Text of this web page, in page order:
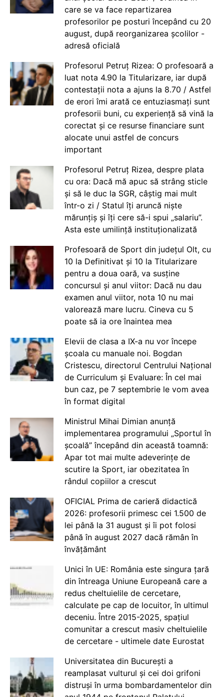
care se va face repartizarea
profesorilor pe posturi începând cu 20
august, după reorganizarea școlilor -
adresă oficială
Profesorul Petruț Rizea: O profesoară a
luat nota 4.90 la Titularizare, iar după
contestații nota a ajuns la 8.70 / Astfel
de erori îmi arată ce entuziasmați sunt
profesorii buni, cu experiență să vină la
corectat și ce resurse financiare sunt
alocate unui astfel de concurs
important
Profesorul Petruț Rizea, despre plata
cu ora: Dacă mă apuc să strâng sticle
și să le duc la SGR, câștig mai mult
într-o zi / Statul îți aruncă niște
mărunțiș și îți cere să-i spui „salariu”.
Asta este umilință instituționalizată
Profesoară de Sport din județul Olt, cu
10 la Definitivat și 10 la Titularizare
pentru a doua oară, va susține
concursul și anul viitor: Dacă nu dau
examen anul viitor, nota 10 nu mai
valorează mare lucru. Cineva cu 5
poate să ia ore înaintea mea
Elevii de clasa a IX-a nu vor începe
școala cu manuale noi. Bogdan
Cristescu, directorul Centrului Național
de Curriculum și Evaluare: În cel mai
bun caz, pe 7 septembrie le vom avea
în format digital
Ministrul Mihai Dimian anunță
implementarea programului „Sportul în
școală” începând din această toamnă:
Apar tot mai multe adeverințe de
scutire la Sport, iar obezitatea în
rândul copiilor a crescut
OFICIAL Prima de carieră didactică
2026: profesorii primesc cei 1.500 de
lei până la 31 august și îi pot folosi
până în august 2027 dacă rămân în
învățământ
Unici în UE: România este singura țară
din întreaga Uniune Europeană care a
redus cheltuielile de cercetare,
calculate pe cap de locuitor, în ultimul
deceniu. Între 2015-2025, spațiul
comunitar a crescut masiv cheltuielile
de cercetare - ultimele date Eurostat
Universitatea din București a
reamplasat vulturul și cei doi grifoni
distruși în urma bombardamentelor din